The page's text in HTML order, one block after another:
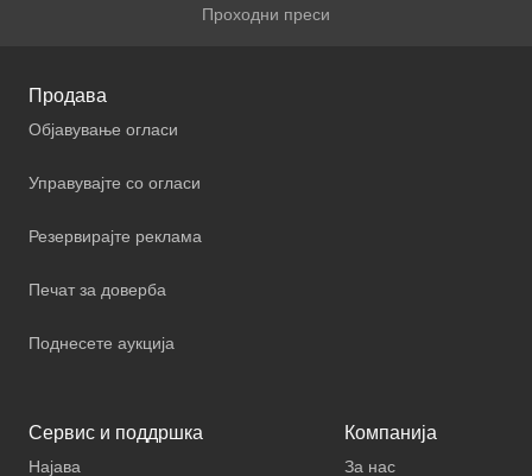
Проходни преси
Продава
Објавување огласи
Управувајте со огласи
Резервирајте реклама
Печат за доверба
Поднесете аукција
Сервис и поддршка
Најава
Компанија
За нас